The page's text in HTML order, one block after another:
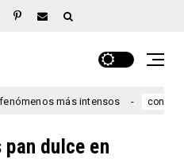
más intensos congreso
pan dulce en